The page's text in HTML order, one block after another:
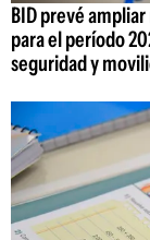
BID prevé
para el período
seguridad y